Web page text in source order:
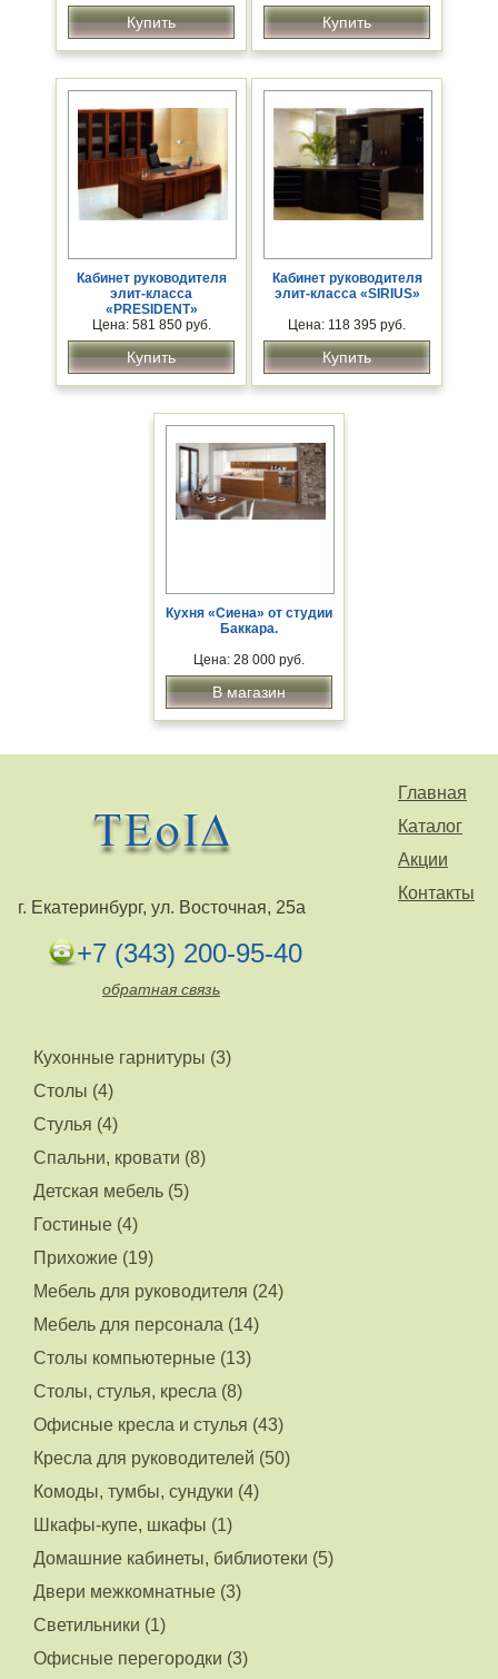
Купить Купить
Кабинет руководителя
элит-класса
«PRESIDENT»
Цена: 581 850 руб.
Купить
Кабинет руководителя
элит-класса «SIRIUS»
Цена: 118 395 руб.
Купить
Кухня «Сиена» от студии
Баккара.
Цена: 28 000 руб.
В магазин
Главная
Каталог
Акции
Контакты
г. Екатеринбург, ул. Восточная, 25а
+7 (343) 200-95-40
обратная связь
Кухонные гарнитуры (3)
Столы (4)
Стулья (4)
Спальни, кровати (8)
Детская мебель (5)
Гостиные (4)
Прихожие (19)
Мебель для руководителя (24)
Мебель для персонала (14)
Столы компьютерные (13)
Столы, стулья, кресла (8)
Офисные кресла и стулья (43)
Кресла для руководителей (50)
Комоды, тумбы, сундуки (4)
Шкафы-купе, шкафы (1)
Домашние кабинеты, библиотеки (5)
Двери межкомнатные (3)
Светильники (1)
Офисные перегородки (3)